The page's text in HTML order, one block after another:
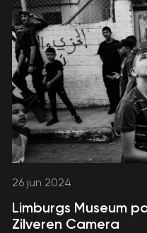
26 jun 2024
Limburgs Museum
Zilveren Camera